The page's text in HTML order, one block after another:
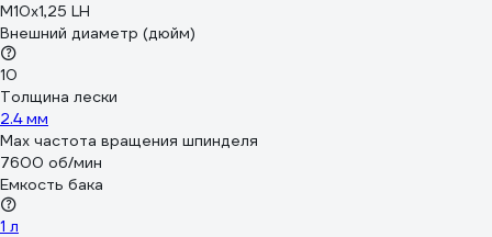
М10х1,25 LH
Внешний диаметр (дюйм)
10
Толщина лески
2.4 мм
Max частота вращения шпинделя
7600 об/мин
Емкость бака
1 л